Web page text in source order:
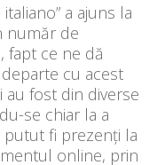
a ajuns la
număr de
fapt ce ne dă
cu acest
au fost din diverse
se chiar la a
putut fi prezenţi la
online, prin